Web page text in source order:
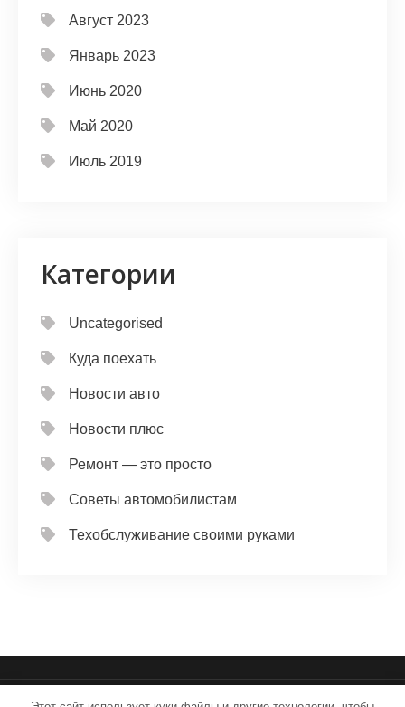
Август 2023
Январь 2023
Июнь 2020
Май 2020
Июль 2019
Категории
Uncategorised
Куда поехать
Новости авто
Новости плюс
Ремонт — это просто
Советы автомобилистам
Техобслуживание своими руками